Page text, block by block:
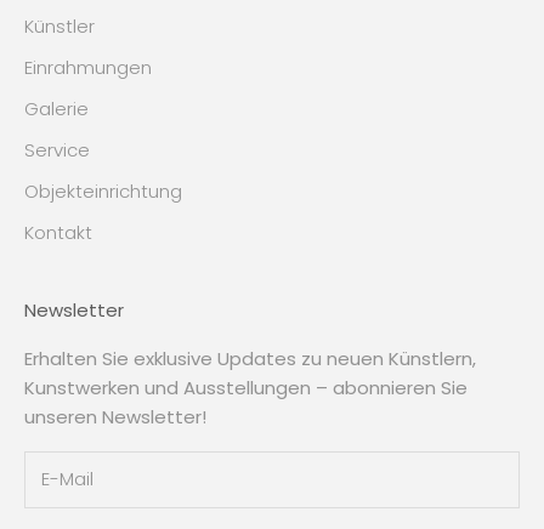
Künstler
Einrahmungen
Galerie
Service
Objekteinrichtung
Kontakt
Newsletter
Erhalten Sie exklusive Updates zu neuen Künstlern,
Kunstwerken und Ausstellungen – abonnieren Sie
unseren Newsletter!